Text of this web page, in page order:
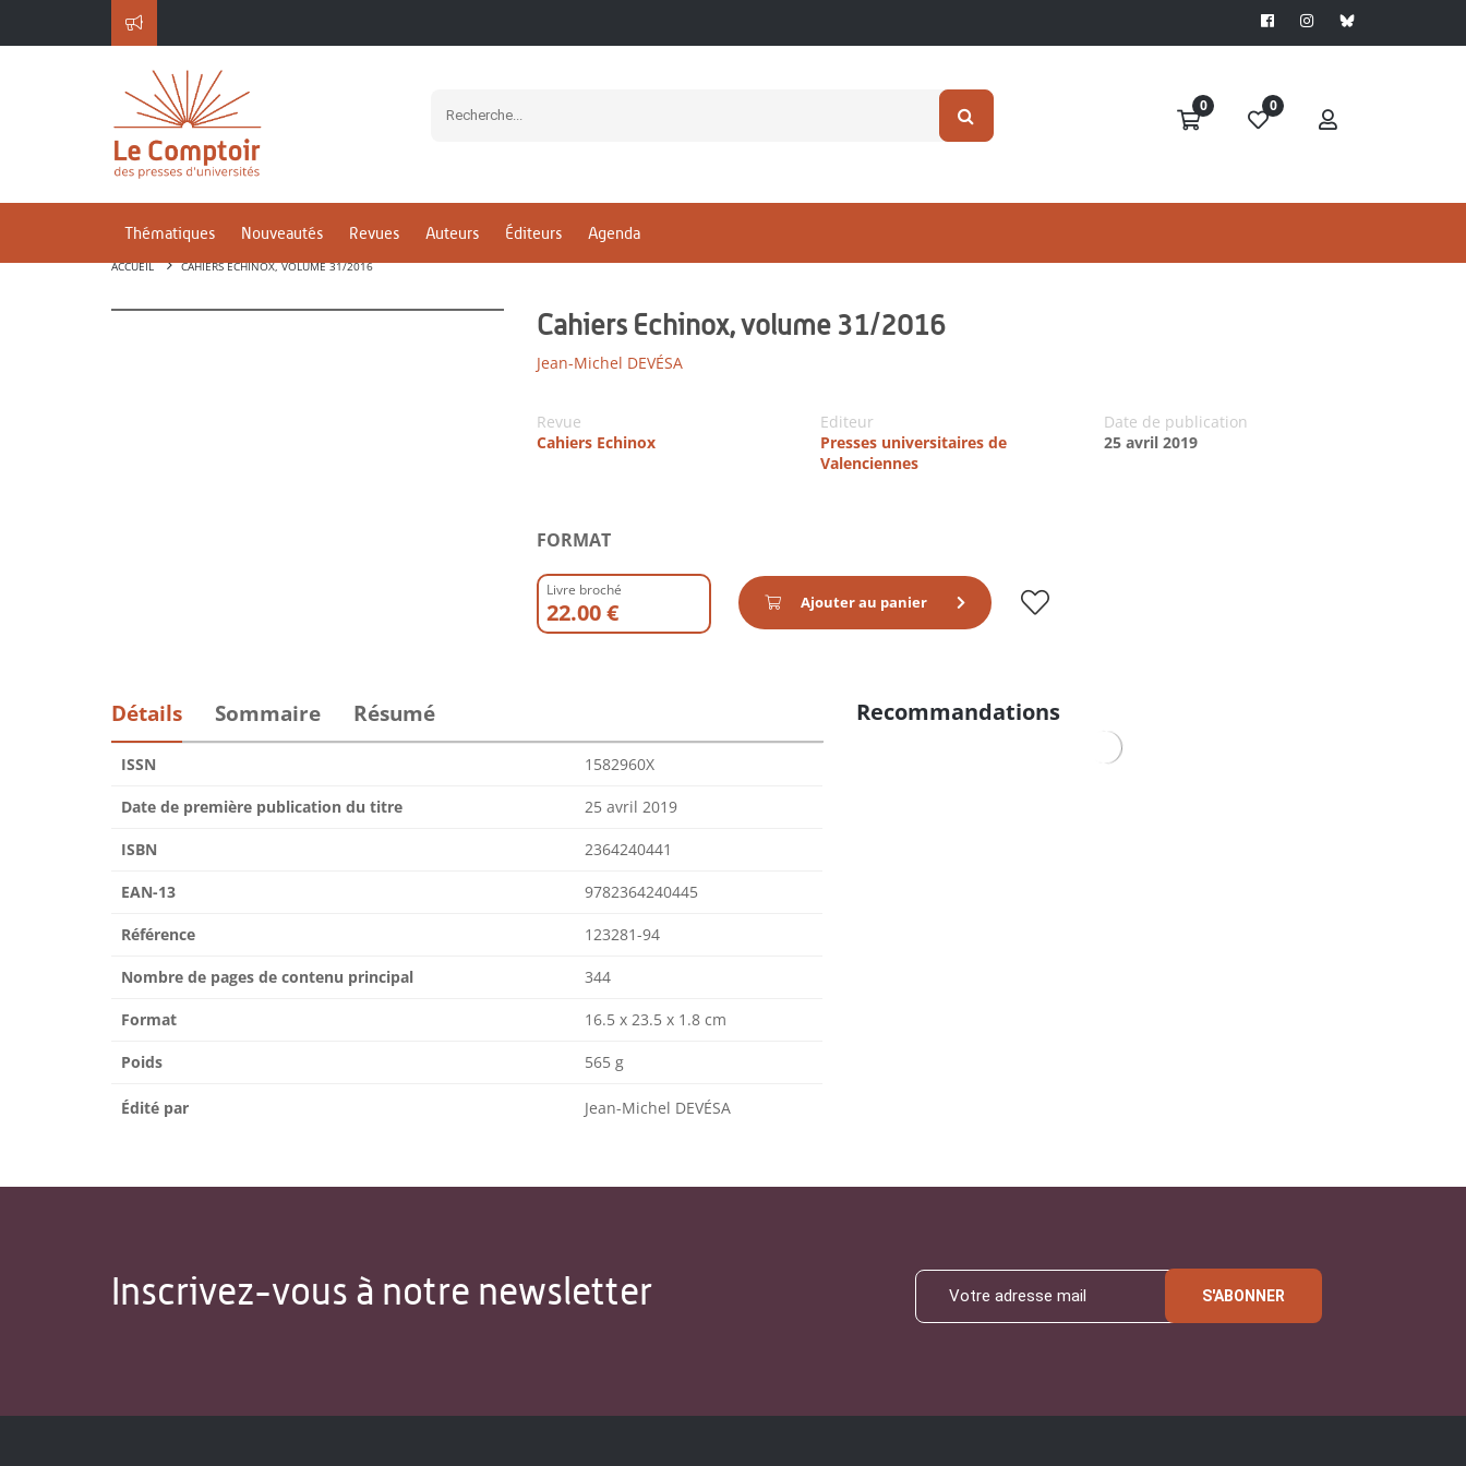
0 0
Thématiques Nouveautés Revues Auteurs Éditeurs Agenda
ACCUEIL CAHIERS ECHINOX, VOLUME 31/2016
Cahiers Echinox, volume 31/2016
Jean-Michel DEVÉSA
Revue
Cahiers Echinox
Editeur
Presses universitaires de
Valenciennes
Date de publication
25 avril 2019
FORMAT
Livre broché
22.00 € Ajouter au panier
Détails Sommaire Résumé
ISSN 1582960X
Date de première publication du titre 25 avril 2019
ISBN 2364240441
EAN-13 9782364240445
Référence 123281-94
Nombre de pages de contenu principal 344
Format 16.5 x 23.5 x 1.8 cm
Poids 565 g
Édité par Jean-Michel DEVÉSA
Recommandations
Inscrivez-vous à notre newsletter S'ABONNER